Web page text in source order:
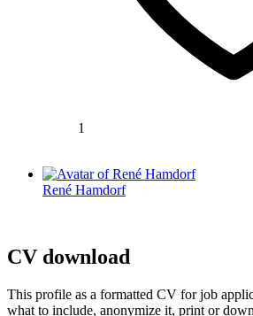
1
René Hamdorf
CV download
This profile as a formatted CV for job
what to include, anonymize it, print or